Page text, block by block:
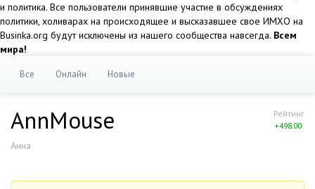
и политика. Все пользователи принявшие участие в обсуждениях
политики, холиварах на происходящее и высказавшее свое ИМХО на
Businka.org будут исключены из нашего сообщества навсегда. Всем
мира!
Все Онлайн Новые
Рейтинг
+498.00
AnnMouse
Анна